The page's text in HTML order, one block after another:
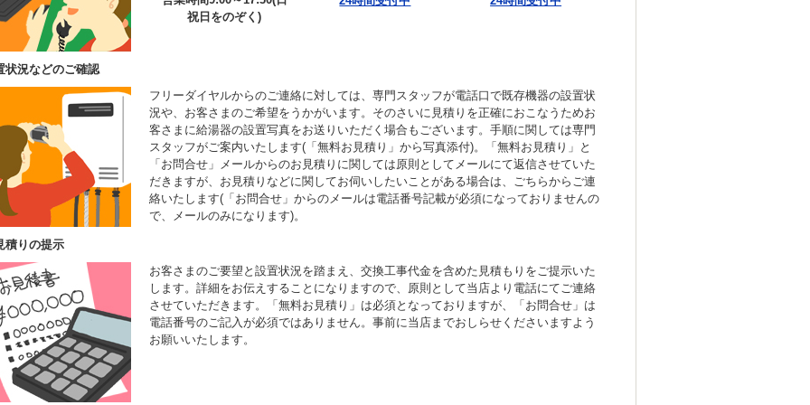
祝日をのぞく)
状況などのご確認
フリーダイヤルからのご連絡に対しては、専門スタッフが電話口で既存機器の設置状
況や、お客さまのご希望をうかがいます。そのさいに見積りを正確におこなうためお
客さまに給湯器の設置写真をお送りいただく場合もございます。手順に関しては専門
スタッフがご案内いたします(「無料お見積り」から写真添付)。「無料お見積り」と
「お問合せ」メールからのお見積りに関しては原則としてメールにて返信させていた
だきますが、お見積りなどに関してお伺いしたいことがある場合は、ごちらからご連
絡いたします(「お問合せ」からのメールは電話番号記載が必須になっておりませんの
で、メールのみになります)。
積りの提示
お客さまのご要望と設置状況を踏まえ、交換工事代金を含めた見積もりをご提示いた
します。詳細をお伝えすることになりますので、原則として当店より電話にてご連絡
させていただきます。「無料お見積り」は必須となっておりますが、「お問合せ」は
電話番号のご記入が必須ではありません。事前に当店までおしらせくださいますよう
お願いいたします。